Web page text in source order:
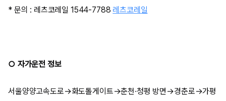
* 문의 : 레츠코레일 1544-7788 레츠코레일
○ 자가운전 정보
서울양양고속도로→화도톨게이트→춘천·청평 방면→경춘로→가평